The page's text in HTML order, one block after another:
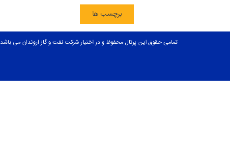
برچسب ها
تمامی حقوق این پرتال محفوظ و در اختیار شرکت نفت و گاز اروندان می باشد